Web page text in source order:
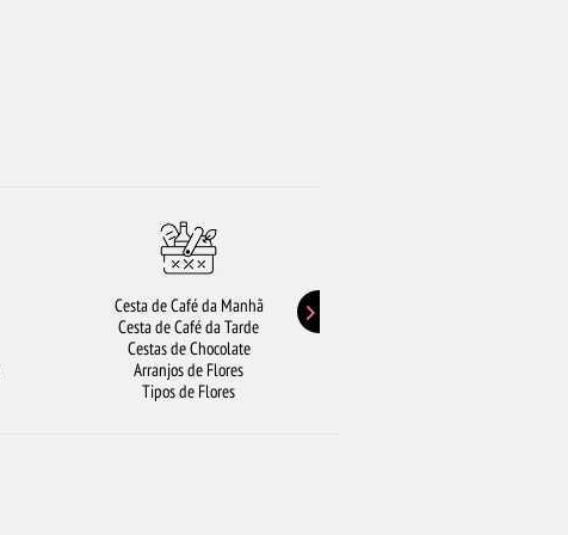
Cesta de Café da Manhã
Cesta de Café da Tarde
Cestas de Chocolate
Arranjos de Flores
Tipos de Flores